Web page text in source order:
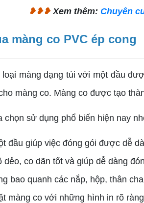
❥❥❥Xem thêm: Chuyên
màng co PVC ép cong
loại màng dạng túi với một đầu
màng co. Màng co được tạo
chọn sử dụng phổ biến hiện nay
đầu giúp việc đóng gói được dễ
dẻo, co dãn tốt và giúp dễ dàng
bao quanh các nắp, hộp, thân
màng co với những hình in rõ